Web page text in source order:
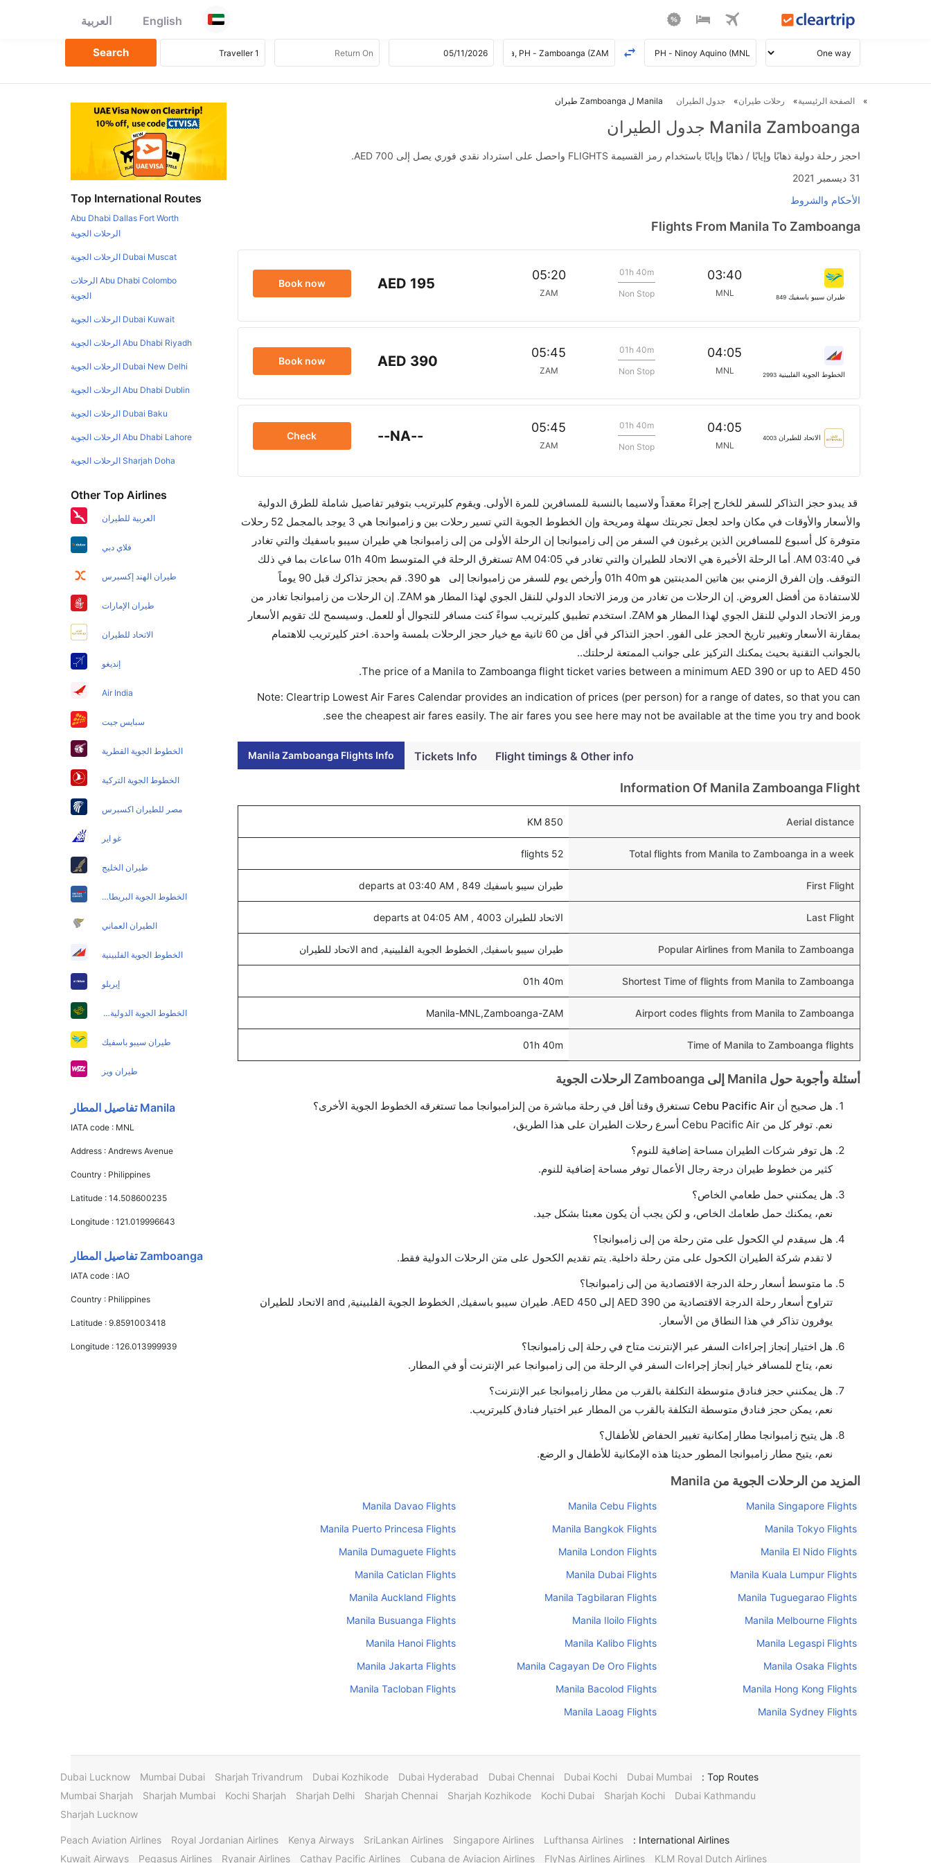
English العربية
الصفحة الرئيسية رحلات طيران جدول الطيران Manila ل Zamboanga طيران
Manila Zamboanga جدول الطيران
احجز رحلة دولية ذهابًا وإيابًا / ذهابًا وإيابًا باستخدام رمز القسيمة FLIGHTS واحصل على استرداد نقدي فوري يصل إلى AED 700.
31 ديسمبر 2021
الأحكام والشروط
Flights From Manila To Zamboanga
طيران سيبو باسفيك 849
03:40
MNL
01h 40m
Non Stop
05:20
ZAM
AED 195
Book now
الخطوط الجوية الفلبينية 2993
04:05
MNL
01h 40m
Non Stop
05:45
ZAM
AED 390
Book now
الاتحاد للطيران 4003
04:05
MNL
01h 40m
Non Stop
05:45
ZAM
--NA--
Check
قد يبدو حجز التذاكر للسفر للخارج إجراءً معقداً ولاسيما بالنسبة للمسافرين للمرة الأولى. ويقوم كليرتريب بتوفير تفاصيل شاملة للطرق الدولية
والأسعار والأوقات في مكان واحد لجعل تجربتك سهلة ومريحة وإن الخطوط الجوية التي تسير رحلات بين و زامبوانجا هي 3 يوجد بالمجمل 52 رحلات
متوفرة كل أسبوع للمسافرين الذين يرغبون في السفر من إلى زامبوانجا إن الرحلة الأولى من إلى زامبوانجا هي طيران سيبو باسفيك والتي تغادر
في 03:40 AM. أما الرحلة الأخيرة هي الاتحاد للطيران والتي تغادر في 04:05 AM تستغرق الرحلة في المتوسط 01h 40m ساعات بما في ذلك
التوقف. وإن الفرق الزمني بين هاتين المدينتين هو 01h 40m وأرخص يوم للسفر من زامبوانجا إلى هو 390. قم بحجز تذاكرك قبل 90 يوماً
للاستفادة من أفضل العروض. إن الرحلات من تغادر من ورمز الاتحاد الدولي للنقل الجوي لهذا المطار هو ZAM. إن الرحلات من زامبوانجا تغادر من
ورمز الاتحاد الدولي للنقل الجوي لهذا المطار هو ZAM. استخدم تطبيق كليرتريب سواءً كنت مسافر للتجوال أو للعمل. وسيسمح لك تقويم الأسعار
بمقارنة الأسعار وتغيير تاريخ الحجز على الفور. احجز التذاكر في أقل من 60 ثانية مع خيار حجز الرحلات بلمسة واحدة. اختر كليرتريب للاهتمام
بالجوانب التقنية بحيث يمكنك التركيز على جوانب الممتعة لرحلتك..
The price of a Manila to Zamboanga flight ticket varies between a minimum AED 390 or up to AED 450
.
Note: Cleartrip Lowest Air Fares Calendar provides an indication of prices (per person) for a range of dates, so that you can
see the cheapest air fares easily. The air fares you see here may not be available at the time you try and book.
Manila Zamboanga Flights Info Tickets Info Flight timings & Other info
Information Of Manila Zamboanga Flight
Aerial distance
850 KM
Total flights from Manila to Zamboanga in a week
52 flights
First Flight طيران سيبو باسفيك 849 , departs at 03:40 AM
Last Flight الاتحاد للطيران 4003 , departs at 04:05 AM
Popular Airlines from Manila to Zamboanga طيران سيبو باسفيك, الخطوط الجوية الفلبينية, and الاتحاد للطيران
Shortest Time of flights from Manila to Zamboanga
01h 40m
Airport codes flights from Manila to Zamboanga
Manila-MNL,Zamboanga-ZAM
Time of Manila to Zamboanga flights
01h 40m
أسئلة وأجوبة حول Manila إلى Zamboanga الرحلات الجوية
هل صحيح أن Cebu Pacific Air تستغرق وقتا أقل في رحلة مباشرة من إلىزامبوانجا مما تستغرقه الخطوط الجوية الأخرى؟
نعم. توفر كل من Cebu Pacific Air أسرع رحلات الطيران على هذا الطريق،
هل توفر شركات الطيران مساحة إضافية للنوم؟
كثير من خطوط طيران درجة رجال الأعمال توفر مساحة إضافية للنوم.
هل يمكنني حمل طعامي الخاص؟
نعم، يمكنك حمل طعامك الخاص، و لكن يجب أن يكون معبئا بشكل جيد.
هل سيقدم لي الكحول على متن رحلة من إلى زامبوانجا؟
لا تقدم شركة الطيران الكحول على متن رحلة داخلية. يتم تقديم الكحول على متن الرحلات الدولية فقط.
ما متوسط أسعار رحلة الدرجة الاقتصادية من إلى زامبوانجا؟
تتراوح أسعار رحلة الدرجة الاقتصادية من AED 390 إلى AED 450. طيران سيبو باسفيك, الخطوط الجوية الفلبينية, and الاتحاد للطيران
يوفرون تذاكر في هذا النطاق من الأسعار.
هل اختيار إنجاز إجراءات السفر عبر الإنترنت متاح في رحلة إلى زامبوانجا؟
نعم، يتاح للمسافر خيار إنجاز إجراءات السفر في الرحلة من إلى زامبوانجا عبر الإنترنت أو في المطار.
هل يمكنني حجز فنادق متوسطة التكلفة بالقرب من مطار زامبوانجا عبر الإنترنت؟
نعم، يمكن حجز فنادق متوسطة التكلفة بالقرب من المطار عبر اختيار فنادق كليرتريب.
هل يتيح زامبوانجا مطار إمكانية تغيير الحفاض للأطفال؟
نعم، يتيح مطار زامبوانجا المطور حديثا هذه الإمكانية للأطفال و الرضع.
المزيد من الرحلات الجوية من Manila
Manila Singapore Flights
Manila Cebu Flights
Manila Davao Flights
Manila Tokyo Flights
Manila Bangkok Flights
Manila Puerto Princesa Flights
Manila El Nido Flights
Manila London Flights
Manila Dumaguete Flights
Manila Kuala Lumpur Flights
Manila Dubai Flights
Manila Caticlan Flights
Manila Tuguegarao Flights
Manila Tagbilaran Flights
Manila Auckland Flights
Manila Melbourne Flights
Manila Iloilo Flights
Manila Busuanga Flights
Manila Legaspi Flights
Manila Kalibo Flights
Manila Hanoi Flights
Manila Osaka Flights
Manila Cagayan De Oro Flights
Manila Jakarta Flights
Manila Hong Kong Flights
Manila Bacolod Flights
Manila Tacloban Flights
Manila Sydney Flights
Manila Laoag Flights
Top International Routes
Abu Dhabi Dallas Fort Worth
الرحلات الجوية
Dubai Muscat الرحلات الجوية
Abu Dhabi Colombo الرحلات
الجوية
Dubai Kuwait الرحلات الجوية
Abu Dhabi Riyadh الرحلات الجوية
Dubai New Delhi الرحلات الجوية
Abu Dhabi Dublin الرحلات الجوية
Dubai Baku الرحلات الجوية
Abu Dhabi Lahore الرحلات الجوية
Sharjah Doha الرحلات الجوية
Other Top Airlines
العربية للطيران
فلاي دبي
طيران الهند إكسبرس
طيران الإمارات
الاتحاد للطيران
إنديغو
Air India
سبايس جيت
الخطوط الجوية القطرية
الخطوط الجوية التركية
مصر للطيران اكسبرس
غو اير
طيران الخليج
الخطوط الجوية البريطانية
الطيران العماني
الخطوط الجوية الفلبينية
إيربلو
الخطوط الجوية الدولية الباكستانية
طيران سيبو باسفيك
طيران ويز
Manila تفاصيل المطار
IATA code : MNL
Address :Andrews Avenue
Country : Philippines
Latitude :14.508600235
Longitude :121.019996643
Zamboanga تفاصيل المطار
IATA code : IAO
Country : Philippines
Latitude :9.8591003418
Longitude :126.013999939
Top Routes :
Dubai Mumbai
Dubai Kochi
Dubai Chennai
Dubai Hyderabad
Dubai Kozhikode
Sharjah Trivandrum
Mumbai Dubai
Dubai Lucknow
Dubai Kathmandu
Sharjah Kochi
Kochi Dubai
Sharjah Kozhikode
Sharjah Chennai
Sharjah Delhi
Kochi Sharjah
Sharjah Mumbai
Mumbai Sharjah
Sharjah Lucknow
International Airlines :
Lufthansa Airlines
Singapore Airlines
SriLankan Airlines
Kenya Airways
Royal Jordanian Airlines
Peach Aviation Airlines
KLM Royal Dutch Airlines
FlyNas Airlines Airlines
Cubana de Aviacion Airlines
Cathay Pacific Airlines
Ryanair Airlines
Pegasus Airlines
Kuwait Airways